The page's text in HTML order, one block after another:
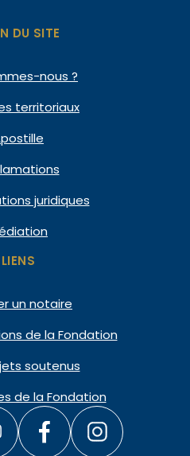
DU SITE
nous ?
territoriaux
juridiques
LIENS
un notaire
de la Fondation
soutenus
de la Fondation